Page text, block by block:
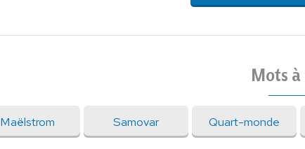
Mots
Maëlstrom Samovar Quart-monde